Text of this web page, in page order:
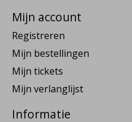
Mijn account
Registreren
Mijn bestellingen
Mijn tickets
Mijn verlanglijst
Informatie